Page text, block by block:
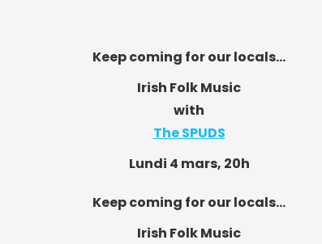
Keep coming for our locals…
Irish Folk Music
with
The SPUDS
Lundi 4 mars, 20h
Keep coming for our locals…
Irish Folk Music